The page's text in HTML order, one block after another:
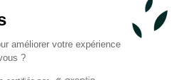
améliorer votre expérience
?
bouquets livrés |
100% sécurisés